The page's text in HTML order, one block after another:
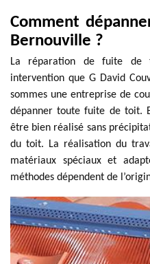
Comment
Bernouville ?
La réparation de fuite de
intervention que G David
sommes une entreprise de
dépanner toute fuite de toit.
être bien réalisé sans
du toit. La réalisation du
matériaux spéciaux et
méthodes dépendent de